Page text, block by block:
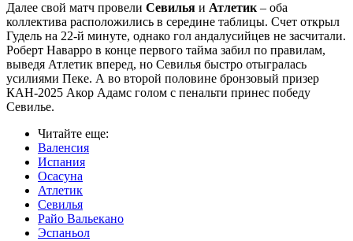
Далее свой матч провели Севилья и Атлетик– оба
коллектива расположились в середине таблицы. Счет открыл
Гудель на 22-й минуте, однако гол андалусийцев не засчитали.
Роберт Наварро в конце первого тайма забил по правилам,
выведя Атлетик вперед, но Севилья быстро отыгралась
усилиями Пеке. А во второй половине бронзовый призер
КАН-2025 Акор Адамс голом с пенальти принес победу
Севилье.
Читайте еще:
Валенсия
Испания
Осасуна
Атлетик
Севилья
Райо Вальекано
Эспаньол